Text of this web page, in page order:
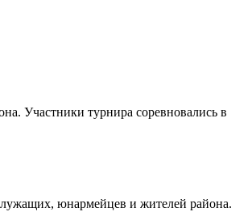
Участники турнира соревновались в
юнармейцев и жителей района.